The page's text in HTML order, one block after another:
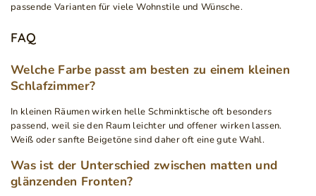
passende Varianten für viele Wohnstile und Wünsche.
FAQ
Welche Farbe passt am besten zu einem kleinen
Schlafzimmer?
In kleinen Räumen wirken helle Schminktische oft besonders
passend, weil sie den Raum leichter und offener wirken lassen.
Weiß oder sanfte Beigetöne sind daher oft eine gute Wahl.
Was ist der Unterschied zwischen matten und
glänzenden Fronten?